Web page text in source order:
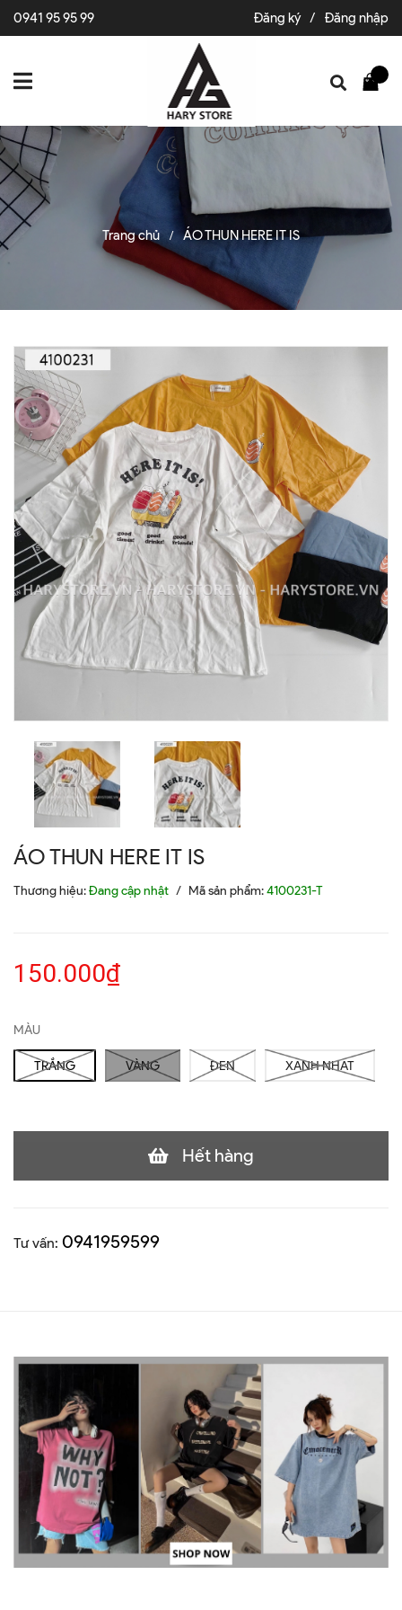
0941 95 95 99 Đăng ký / Đăng nhập
Trang chủ / ÁO THUN HERE IT IS
ÁO THUN HERE IT IS
Thương hiệu:Đang cập nhật / Mã sản phẩm:4100231-T
150.000₫
MÀU
TRẮNG VÀNG ĐEN XANH NHẠT
Hết hàng
Tư vấn: 0941959599